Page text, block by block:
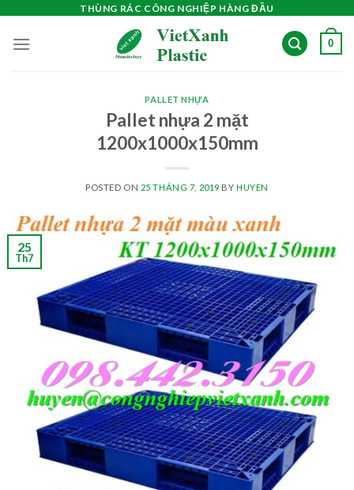
content
THÙNG RÁC CÔNG NGHIỆP HÀNG ĐẦU
0
PALLET NHỰA
Pallet nhựa 2 mặt
1200x1000x150mm
POSTED ON 25 THÁNG 7, 2019 BY HUYEN
25
Th7